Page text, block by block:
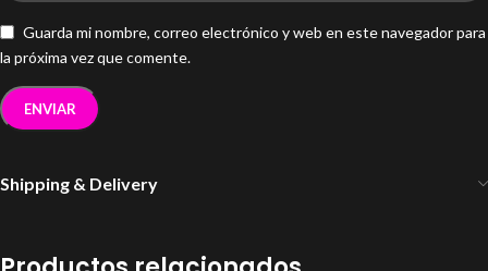
Guarda mi nombre, correo electrónico y web en este navegador para
la próxima vez que comente.
Shipping & Delivery